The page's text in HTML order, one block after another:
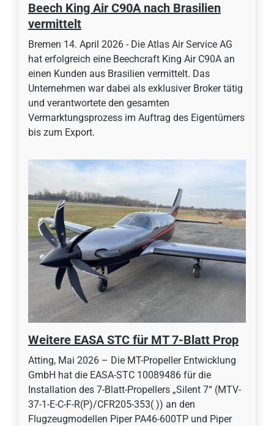
Beech King Air C90A nach Brasilien
vermittelt
Bremen 14. April 2026 - Die Atlas Air Service AG
hat erfolgreich eine Beechcraft King Air C90A an
einen Kunden aus Brasilien vermittelt. Das
Unternehmen war dabei als exklusiver Broker tätig
und verantwortete den gesamten
Vermarktungsprozess im Auftrag des Eigentümers
bis zum Export.
Weitere EASA STC für MT 7-Blatt Prop
Atting, Mai 2026 – Die MT-Propeller Entwicklung
GmbH hat die EASA-STC 10089486 für die
Installation des 7-Blatt-Propellers „Silent 7“ (MTV-
37-1-E-C-F-R(P)/CFR205-353( )) an den
Flugzeugmodellen Piper PA46-600TP und Piper